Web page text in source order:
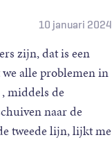
10 januari 2024
zijn, dat is een
alle problemen in
middels de
naar de
tweede lijn, lijkt me